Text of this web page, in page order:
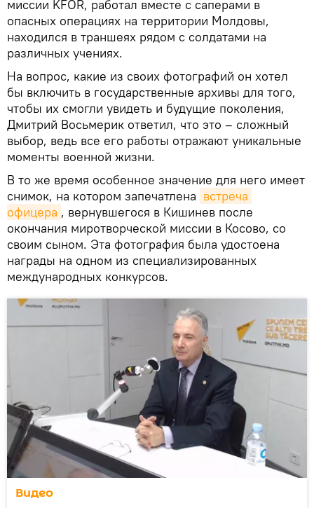
миссии KFOR, работал вместе с саперами в
опасных операциях на территории Молдовы,
находился в траншеях рядом с солдатами на
различных учениях.
На вопрос, какие из своих фотографий он хотел
бы включить в государственные архивы для того,
чтобы их смогли увидеть и будущие поколения,
Дмитрий Восьмерик ответил, что это – сложный
выбор, ведь все его работы отражают уникальные
моменты военной жизни.
В то же время особенное значение для него имеет
снимок, на котором запечатлена встреча
офицера , вернувшегося в Кишинев после
окончания миротворческой миссии в Косово, со
своим сыном. Эта фотография была удостоена
награды на одном из специализированных
международных конкурсов.
Видео